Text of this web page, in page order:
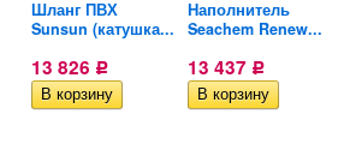
Шланг ПВХ
Sunsun (катушка...
13 826 Р
Наполнитель
Seachem Renew...
13 437 Р